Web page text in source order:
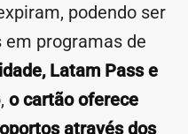
podendo ser
programas de
Latam Pass e
o cartão oferece
através dos